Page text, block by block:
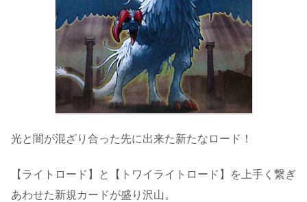
光と闇が混ざり合った先に出来た新たなロード！
【ライトロード】と【トワイライトロード】を上手く繋ぎ
あわせた新規カードが盛り沢山。